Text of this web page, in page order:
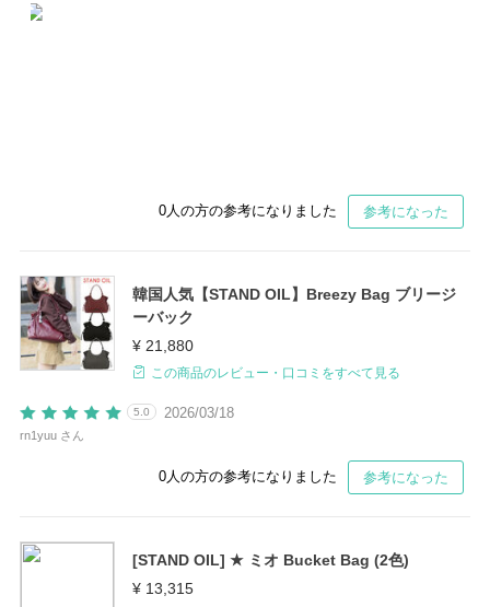
0人の方の参考になりました 参考になった
韓国人気【STAND OIL】Breezy Bag ブリージ
ーバック
¥ 21,880
この商品のレビュー・口コミをすべて見る
2026/03/18
5.0
rn1yuu さん
0人の方の参考になりました 参考になった
[STAND OIL] ★ ミオ Bucket Bag (2色)
¥ 13,315